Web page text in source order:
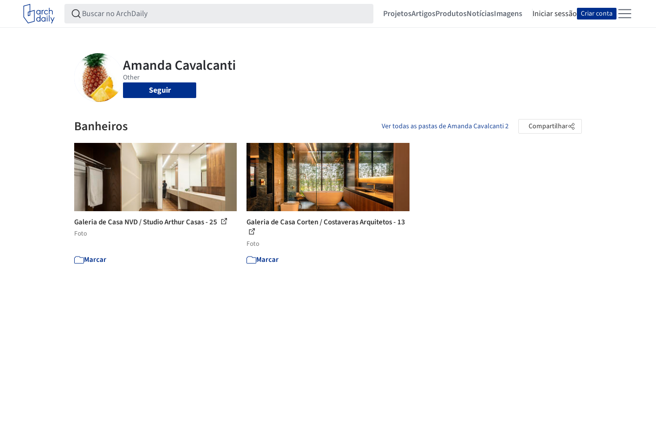
ProjetosArtigosProdutosNotíciasImagens Iniciar sessão Criar conta
Seguir
Banheiros Ver todas as pastas de Amanda Cavalcanti 2 Compartilhar
Galeria de Casa NVD / Studio Arthur Casas - 25
Foto
Marcar
Galeria de Casa Corten / Costaveras Arquitetos - 13
Foto
Marcar